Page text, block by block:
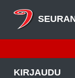
KIRJAUDU